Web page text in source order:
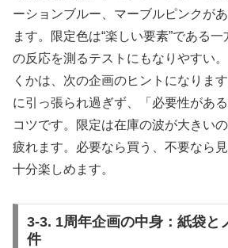
ーションブルー、マーブルピンクが
ます。限定色は“楽しい要素”である
の反応を測るテストにもなりやすい
くかは、次の企画のヒントになりま
に引っ張られ過ぎず、「必要性があ
コツです。限定は在庫の波が大きい
疲れます。必要なら買う、不要なら
十分楽しめます。
3-3. 1周年企画の中身：紙袋と
件